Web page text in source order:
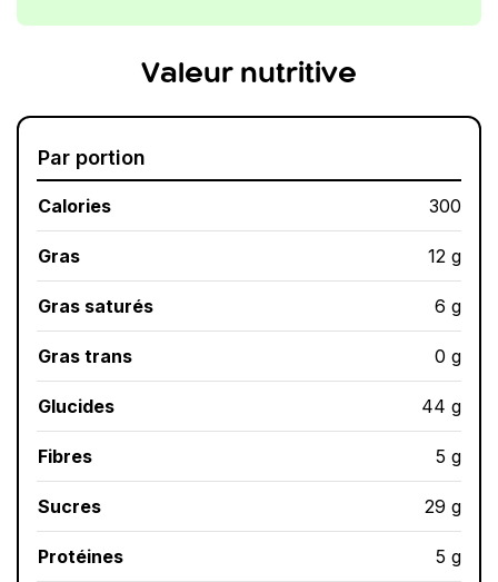
Valeur nutritive
Par portion
Calories 300
Gras 12 g
Gras saturés 6 g
Gras trans 0 g
Glucides 44 g
Fibres 5 g
Sucres 29 g
Protéines 5 g